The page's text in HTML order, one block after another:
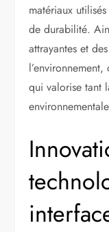
matériaux
de durabilité.
attrayantes et
qui valorise tant